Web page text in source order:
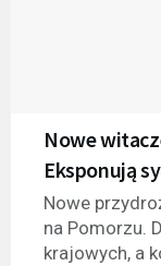
Nowe
Eksponują
Nowe
na Pomorzu.
krajowych, a